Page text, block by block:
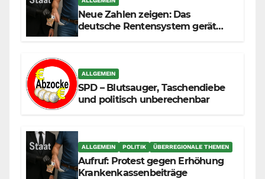
Neue Zahlen zeigen: Das
deutsche Rentensystem gerät
ALLGEMEIN
SPD – Blutsauger, Taschendiebe
und politisch unberechenbar
ALLGEMEIN POLITIK ÜBERREGIONALE THEMEN
Aufruf: Protest gegen Erhöhung
Krankenkassenbeiträge